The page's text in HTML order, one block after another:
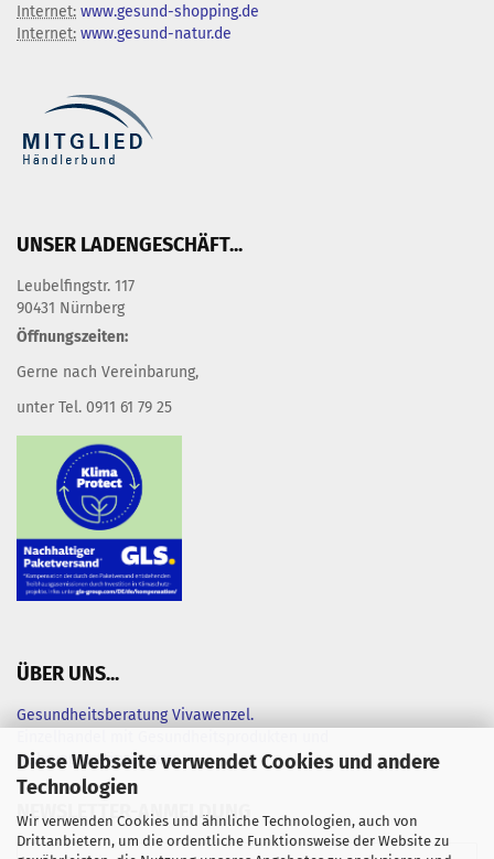
Diese Webseite verwendet Cookies und andere
Technologien
Wir verwenden Cookies und ähnliche Technologien, auch von
Drittanbietern, um die ordentliche Funktionsweise der Website zu
Internet: www.gesund-shopping.de
Internet: www.gesund-natur.de
UNSER LADENGESCHÄFT...
Leubelfingstr. 117
90431 Nürnberg
Öffnungszeiten:
Gerne nach Vereinbarung,
unter Tel. 0911 61 79 25
ÜBER UNS...
Gesundheitsberatung Vivawenzel.
Nahrungsergänzungen
NEWSLETTER-ANMELDUNG